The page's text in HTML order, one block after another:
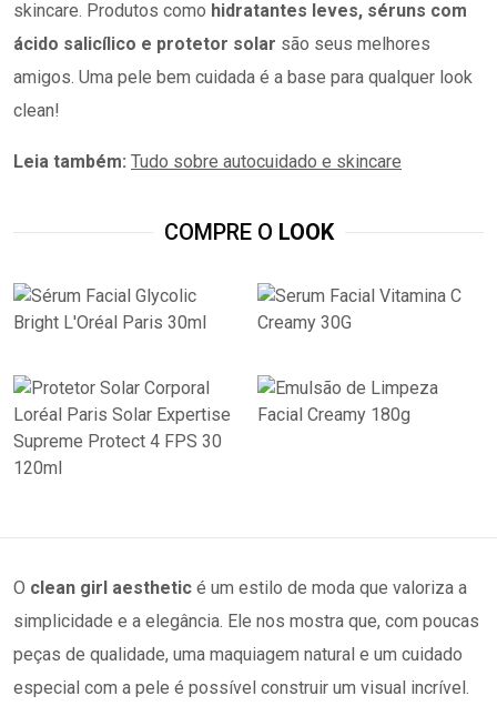
skincare. Produtos como hidratantes leves, séruns com
ácido salicílico e protetor solar são seus melhores
amigos. Uma pele bem cuidada é a base para qualquer look
clean!
Leia também: Tudo sobre autocuidado e skincare
COMPRE O LOOK
O clean girl aesthetic é um estilo de moda que valoriza a
simplicidade e a elegância. Ele nos mostra que, com poucas
peças de qualidade, uma maquiagem natural e um cuidado
especial com a pele é possível construir um visual incrível.